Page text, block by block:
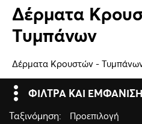
Δέρματα
Τυμπάνων
Δέρματα Κρουστών -
ΦΙΛΤΡΑ ΚΑΙ ΕΜΦΑΝΙΣΗ
Ταξινόμηση: